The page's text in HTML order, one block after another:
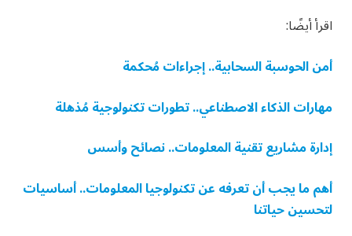
اقرأ أيضًا:
أمن الحوسبة السحابية.. إجراءات مُحكمة
مهارات الذكاء الاصطناعي.. تطورات تكنولوجية مُذهلة
إدارة مشاريع تقنية المعلومات.. نصائح وأسس
أهم ما يجب أن تعرفه عن تكنولوجيا المعلومات.. أساسيات
لتحسين حياتنا